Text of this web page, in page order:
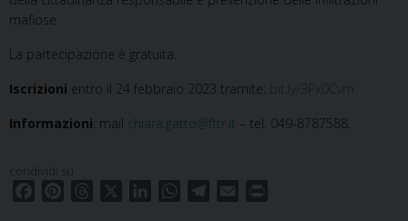
mafiose.
La partecipazione è gratuita.
Iscrizioni entro il 24 febbraio 2023 tramite: bit.ly/3Px0Cvm
Informazioni: mail chiara.gatto@fttr.it – tel. 049-8787588.
condividi su
W